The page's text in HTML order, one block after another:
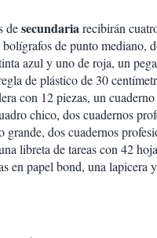
desecundariarecibirán
bolígrafos de punto mediano,
azul y uno de roja, un
de plástico de 30
con 12 piezas, un
chico, dos cuadernos
grande, dos cuadernos
libreta de tareas con 42
en papel bond, una lapicera